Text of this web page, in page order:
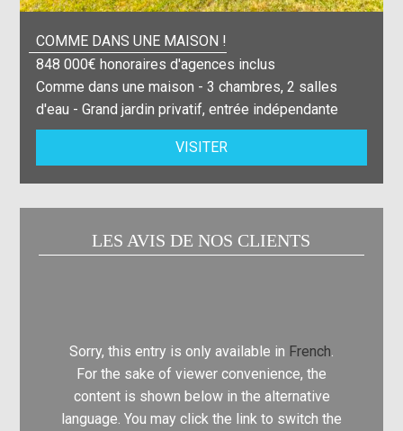
COMME DANS UNE MAISON !
848 000€ honoraires d'agences inclus
Comme dans une maison - 3 chambres, 2 salles
d'eau - Grand jardin privatif, entrée indépendante
VISITER
LES AVIS DE NOS CLIENTS
Sorry, this entry is only available in French
For the sake of viewer convenience, the
content is shown below in the alternative
language. You may click the link to switch the